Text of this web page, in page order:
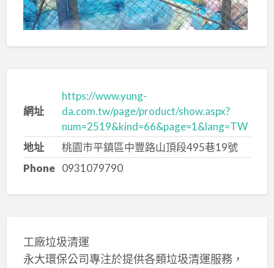
網址
https://www.yung-
da.com.tw/page/product/show.aspx?
num=2519&kind=66&page=1&lang=TW
地址
桃園市平鎮區中豐路山頂段495巷19號
Phone 0931079790
工廠垃圾清運
永大環保公司專注於提供各類垃圾清運服務，